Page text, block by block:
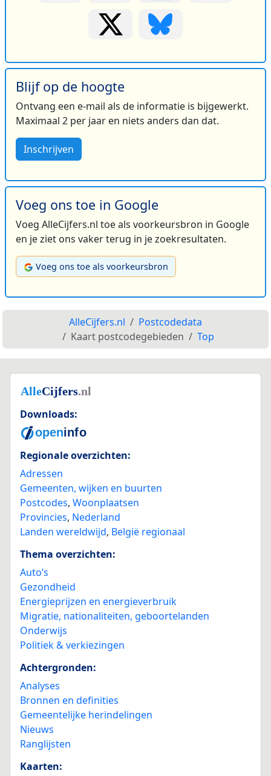
Blijf op de hoogte
Ontvang een e-mail als de informatie is bijgewerkt.
Maximaal 2 per jaar en niets anders dan dat.
Inschrijven
Voeg ons toe in Google
Voeg AlleCijfers.nl toe als voorkeursbron in Google
en je ziet ons vaker terug in je zoekresultaten.
Voeg ons toe als voorkeursbron
AlleCijfers.nl
Postcodedata
Kaart postcodegebieden
Top
Downloads:
Regionale overzichten:
Adressen
Gemeenten, wijken en buurten
Postcodes, Woonplaatsen
Provincies, Nederland
Landen wereldwijd, België regionaal
Thema overzichten:
Auto’s
Gezondheid
Energieprijzen en energieverbruik
Migratie, nationaliteiten, geboortelanden
Onderwijs
Politiek & verkiezingen
Achtergronden:
Analyses
Bronnen en definities
Gemeentelijke herindelingen
Nieuws
Ranglijsten
Kaarten: